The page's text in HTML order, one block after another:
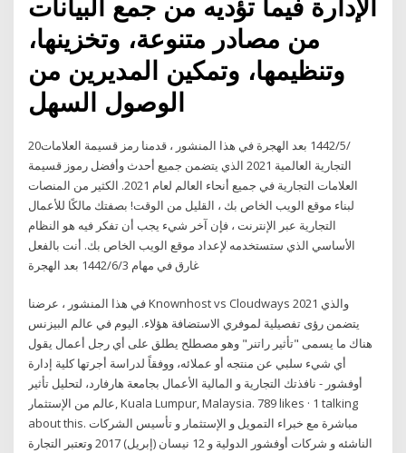
الإدارة فيما تؤديه من جمع البيانات
من مصادر متنوعة، وتخزينها،
وتنظيمها، وتمكين المديرين من
الوصول السهل
20‏‏/5‏‏/1442 بعد الهجرة في هذا المنشور ، قدمنا رمز قسيمة العلامات
التجارية العالمية 2021 الذي يتضمن جميع أحدث وأفضل رموز قسيمة
العلامات التجارية في جميع أنحاء العالم لعام 2021. الكثير من المنصات
لبناء موقع الويب الخاص بك ، القليل من الوقت! بصفتك مالكًا للأعمال
التجارية عبر الإنترنت ، فإن آخر شيء يجب أن تفكر فيه هو النظام
الأساسي الذي ستستخدمه لإعداد موقع الويب الخاص بك. أنت بالفعل
غارق في مهام 3‏‏/6‏‏/1442 بعد الهجرة
في هذا المنشور ، عرضنا Knownhost vs Cloudways 2021 والذي
يتضمن رؤى تفصيلية لموفري الاستضافة هؤلاء. اليوم في عالم البيزنس
هناك ما يسمى "تأثير راتنر" وهو مصطلح يطلق على أي رجل أعمال يقول
أي شيء سلبي عن منتجه أو عملائه، ووفقاً لدراسة أجرتها كلية إدارة
الأعمال بجامعة هارفارد، لتحليل تأثير ‎أوفشور - نافذتك التجارية و المالية
عالم من الإستثمار‎, Kuala Lumpur, Malaysia. 789 likes · 1 talking
about this. ‎مباشرة مع خبراء التمويل و الإستثمار و تأسيس الشركات
الناشئه و شركات أوفشور الدولية و 12 نيسان (إبريل) 2017 وتعتبر التجارة